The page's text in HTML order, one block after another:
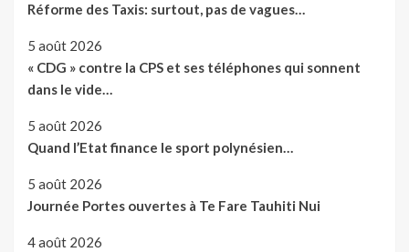
Réforme des Taxis: surtout, pas de vagues…
5 août 2026
« CDG » contre la CPS et ses téléphones qui sonnent
dans le vide…
5 août 2026
Quand l’Etat finance le sport polynésien…
5 août 2026
Journée Portes ouvertes à Te Fare Tauhiti Nui
4 août 2026